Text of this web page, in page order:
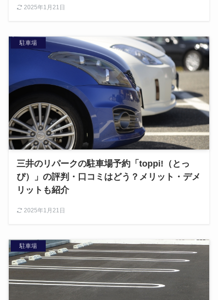
2025年1月21日
駐車場
三井のリパークの駐車場予約「toppi!（とっ
ぴ）」の評判・口コミはどう？メリット・デメ
リットも紹介
2025年1月21日
駐車場